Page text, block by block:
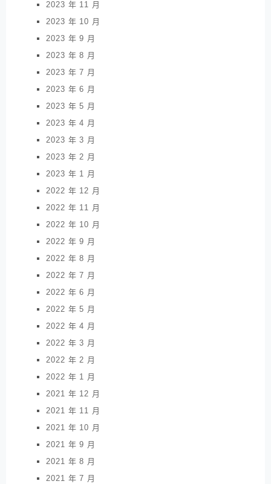
2023 年 11 月
2023 年 10 月
2023 年 9 月
2023 年 8 月
2023 年 7 月
2023 年 6 月
2023 年 5 月
2023 年 4 月
2023 年 3 月
2023 年 2 月
2023 年 1 月
2022 年 12 月
2022 年 11 月
2022 年 10 月
2022 年 9 月
2022 年 8 月
2022 年 7 月
2022 年 6 月
2022 年 5 月
2022 年 4 月
2022 年 3 月
2022 年 2 月
2022 年 1 月
2021 年 12 月
2021 年 11 月
2021 年 10 月
2021 年 9 月
2021 年 8 月
2021 年 7 月